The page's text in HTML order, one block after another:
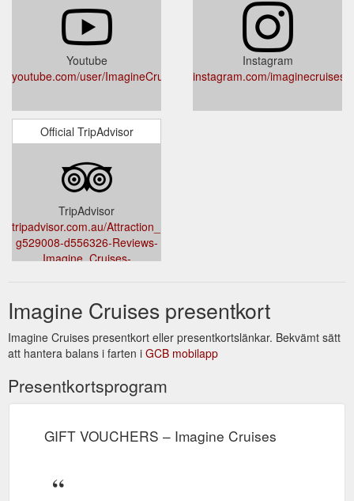
Youtube
youtube.com/user/ImagineCruises
Instagram
instagram.com/imaginecruises/
Official TripAdvisor
TripAdvisor
tripadvisor.com.au/Attraction_Review-
g529008-d556326-Reviews-
Imagine_Cruises-
Imagine Cruises presentkort
Imagine Cruises presentkort eller presentkortslänkar. Bekvämt sätt
att hantera balans i farten i GCB mobilapp
Presentkortsprogram
GIFT VOUCHERS – Imagine Cruises